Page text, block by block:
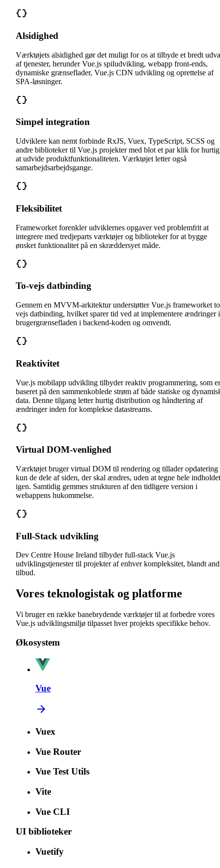
Alsidighed
Værktøjets alsidighed gør det muligt for os at tilbyde et bredt
af tjenester, herunder Vue.js spiludvikling, webapp front-ends,
dynamiske grænseflader, Vue.js CDN udvikling og oprettelse af
SPA-løsninger.
Simpel integration
Udviklere kan nemt forbinde RxJS, Vuex, TypeScript, SCSS og
andre biblioteker til Vue.js projekter med blot et par klik for
at udvide produktfunktionaliteten. Værktøjet letter også
samarbejdsarbejdsgange.
Fleksibilitet
Frameworket forenkler udviklernes opgaver ved problemfrit at
integrere med tredjeparts værktøjer og biblioteker for at bygge
ønsket funktionalitet på en skræddersyet måde.
To-vejs datbinding
Gennem en MVVM-arkitektur understøtter Vue.js frameworket
vejs datbinding, hvilket sparer tid ved at implementere ændringer i
brugergrænsefladen i backend-koden og omvendt.
Reaktivitet
Vue.js mobilapp udvikling tilbyder reaktiv programmering, som er
baseret på den sammenkoblede strøm af både statiske og
data. Denne tilgang letter hurtig distribution og håndtering af
ændringer inden for komplekse datastreams.
Virtual DOM-venlighed
Værktøjet bruger virtual DOM til rendering og tillader opdatering
kun de dele af siden, der skal ændres, uden at tegne hele indholdet
igen. Samtidig gemmes strukturen af den tidligere version i
webappens hukommelse.
Full-Stack udvikling
Dev Centre House Ireland tilbyder full-stack Vue.js
udviklingstjenester til projekter af enhver kompleksitet, blandt
tilbud.
Vores teknologistak og platforme
Vi bruger en række banebrydende værktøjer til at forbedre vores
Vue.js udviklingsmiljø tilpasset hver projekts specifikke behov.
Økosystem
Vue
Vuex
Vue Router
Vue Test Utils
Vite
Vue CLI
UI biblioteker
Vuetify